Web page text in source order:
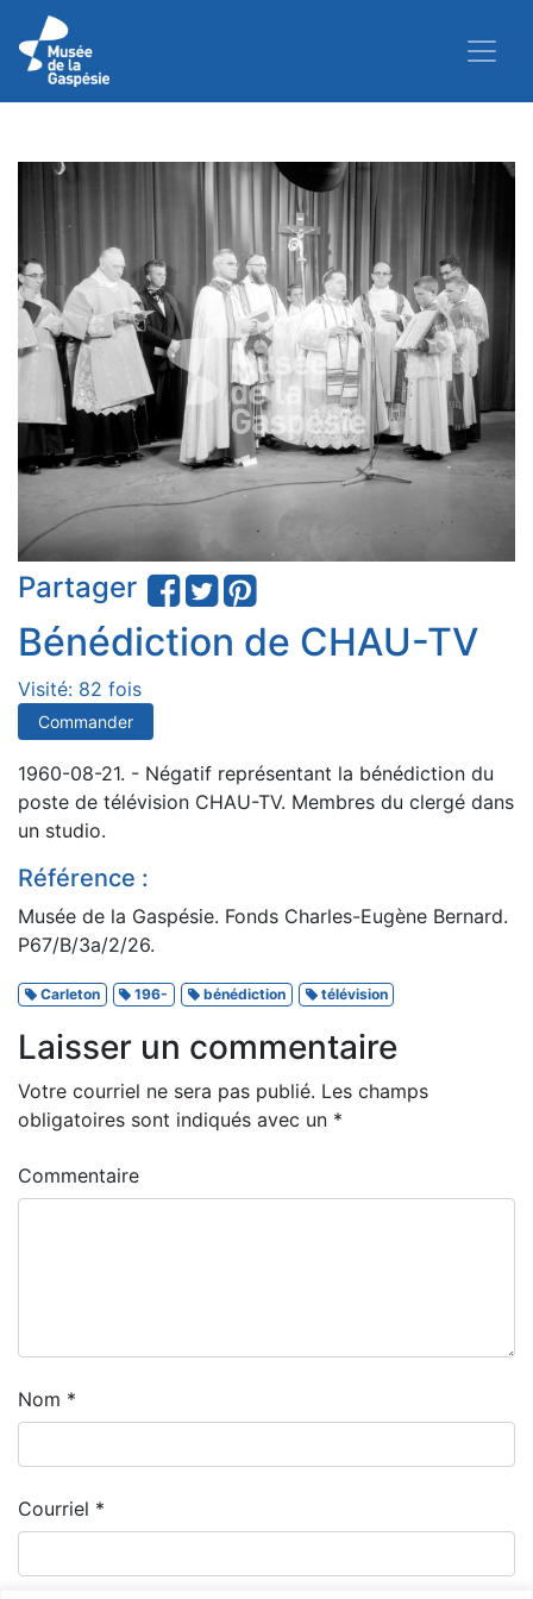
Partager
Bénédiction de CHAU-TV
Visité: 82 fois
Commander
1960-08-21. - Négatif représentant la bénédiction du
poste de télévision CHAU-TV. Membres du clergé dans
un studio.
Référence :
Musée de la Gaspésie. Fonds Charles-Eugène Bernard.
P67/B/3a/2/26.
Carleton 196- bénédiction télévision
Laisser un commentaire
Votre courriel ne sera pas publié. Les champs
obligatoires sont indiqués avec un *
Commentaire
Nom *
Courriel *